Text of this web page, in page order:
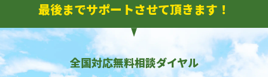
最後までサポートさせて頂きます！
全国対応無料相談ダイヤル